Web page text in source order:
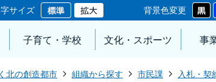
サイズ 背景色変更
子育て・学校 文化・スポーツ 事
北の創造都市 組織から探す 市民課 入札・契